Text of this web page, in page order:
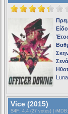
Vice (2015)
S4F : 4.4 (27 votes) | iMDB